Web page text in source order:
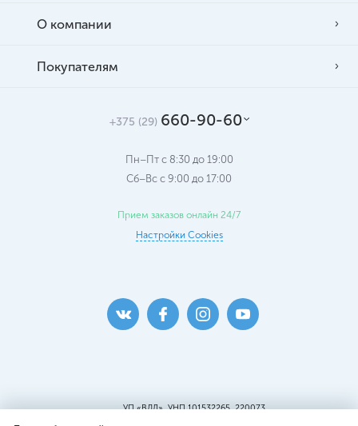
О компании
Покупателям
+375 (29) 660-90-60
Пн–Пт с 8:30 до 19:00
Сб–Вс c 9:00 до 17:00
Прием заказов онлайн 24/7
Настройки Cookies
УП «ВДЛ», УНП 101532265, 220073